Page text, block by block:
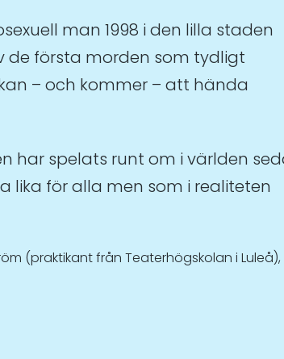
man 1998 i den lilla staden
de första morden som tydligt
– och kommer – att hända
har spelats runt om i världen
lika för alla men som i realiteten
(praktikant från Teaterhögskolan i Luleå),